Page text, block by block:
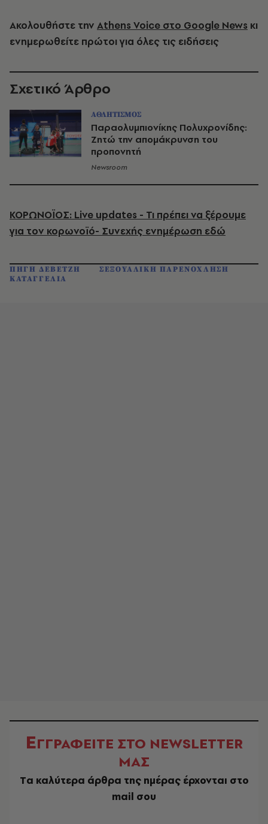
Ακολουθήστε την Athens Voice στο Google News κι
ενημερωθείτε πρώτοι για όλες τις ειδήσεις
Σχετικό Άρθρο
ΑΘΛΗΤΙΣΜΟΣ
Παραολυμπιονίκης Πολυχρονίδης:
Zητώ την απομάκρυνση του
προπονητή
Newsroom
ΚΟΡΩΝΟΪΟΣ: Live updates - Τι πρέπει να ξέρουμε
για τον κορωνοϊό- Συνεχής ενημέρωση εδώ
ΠΗΓΗ ΔΕΒΕΤΖΗ
ΣΕΞΟΥΑΛΙΚΗ ΠΑΡΕΝΟΧΛΗΣΗ
ΚΑΤΑΓΓΕΛΙΑ
ΕΓΓΡΑΦΕΙΤΕ ΣΤΟ NEWSLETTER
ΜΑΣ
Tα καλύτερα άρθρα της ημέρας έρχονται στο
mail σου